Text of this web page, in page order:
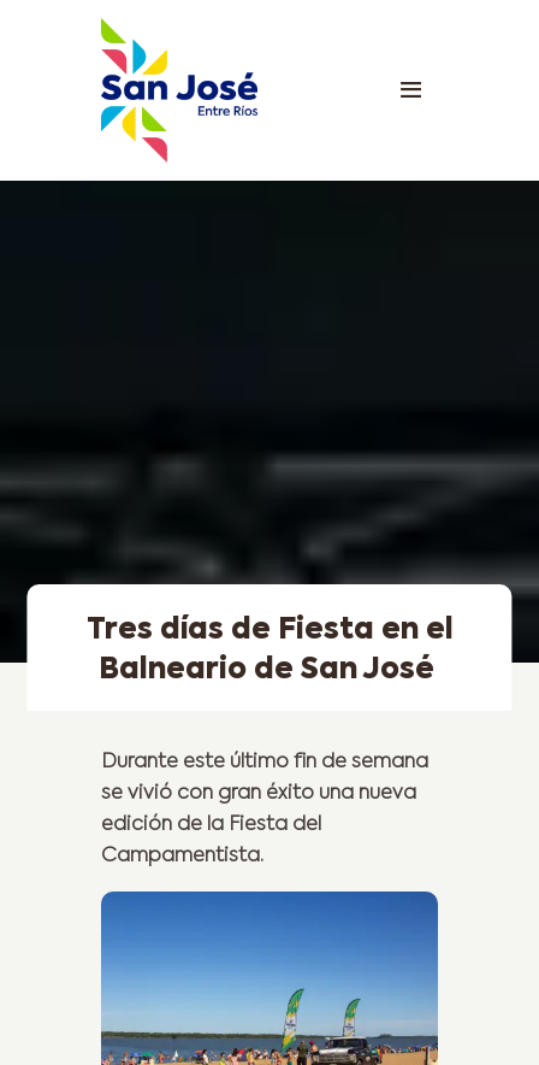
Tres días de Fiesta en el
Balneario de San José
Durante este último fin de semana
se vivió con gran éxito una nueva
edición de la Fiesta del
Campamentista.